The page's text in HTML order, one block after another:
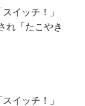
イッチ！」
れ「たこやき
イッチ！」